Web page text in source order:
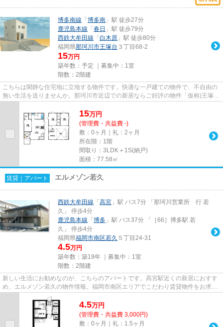
博多南線 「 博多南 」駅 徒歩27分
鹿児島本線 「 春日 」駅 徒歩79分
西鉄大牟田線 「 白木原 」駅 徒歩80分
福岡県那珂川市王塚台 ３丁目68-2
15万円
築年数：予定 ｜募集中： 1室
階数：2階建
こちらは閑静な住宅地に立地する物件です。快適な一戸建ての物件で、不自由の
無い生活を送りませんか。那珂川市近辺での新居ならご好評の物件「仮称)王塚台
15万円
(管理費・共益費 -)
敷：0ヶ月｜礼：2ヶ月
所在階：1階
間取り：3LDK＋1S(納戸)
面積：77.58㎡
賃貸｜アパート エルメゾン若久
西鉄大牟田線 「 高宮 」駅 バス7分 「那珂川営業所 行 若
久」 停歩4分
鹿児島本線 「 博多 」駅 バス37分 「［66］博多駅 若
久」 停歩4分
福岡県福岡市南区若久 ５丁目24-31
4.5万円
築年数：築19年 ｜募集中： 1室
階数：2階建
新しい生活にお勧めなのが、こちらのアパートです。高宮駅近くの新居におすす
め、エルメゾン若久の物件情報。福岡市南区エリアでこだわり賃貸物件をお求め
なら高宮周辺はいかがでしょ...
4.5万円
(管理費・共益費 3,000円)
敷：0ヶ月｜礼：1.5ヶ月